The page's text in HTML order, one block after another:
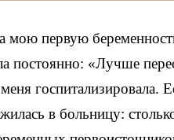
мою первую
постоянно: «Лучше
госпитализировала.
в больницу: